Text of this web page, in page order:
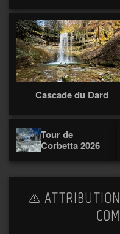
Cascade du Dard
Tour de
Corbetta 2026